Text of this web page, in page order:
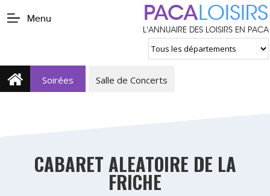
Menu PACALOISIRS
L'ANNUAIRE DES LOISIRS EN PACA
Soirées Salle de Concerts
CABARET ALEATOIRE DE LA
FRICHE